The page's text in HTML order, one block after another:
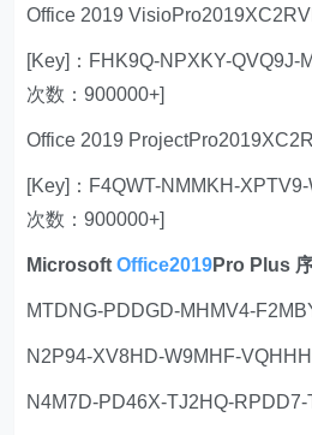
Office 2019
[Key]：FHK9Q-NPXKY-QVQ9J-
次数：900000+]
Office 2019
[Key]：F4QWT-NMMKH-
次数：900000+]
MicrosoftOffice2019Pro Plus
MTDNG-PDDGD-MHMV4-
N2P94-XV8HD-W9MHF-
N4M7D-PD46X-TJ2HQ-RPDD7-